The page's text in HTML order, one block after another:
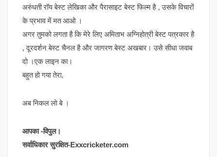
अरुंधती रॉय बेस्ट लेखिका और पैरासाइट बेस्ट फिल्म है , उसके विचारों
के प्रभाव में मत आओ ।
अगर तुमको लगता है कि मेरे लिए अमिताभ अग्निहोत्री बेस्ट पत्रकार है
, दूरदर्शन बेस्ट चैनल है और जागरण बेस्ट अखबार। उसे सीधा जवाब
दो ।एक लाइन का।
बहुत हो गया तेरा,
अब निकल लो बे ।
आपका -विपुल।
सर्वाधिकार सुरक्षित-Exxcricketer.com